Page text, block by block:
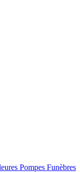
Pompes Funèbres